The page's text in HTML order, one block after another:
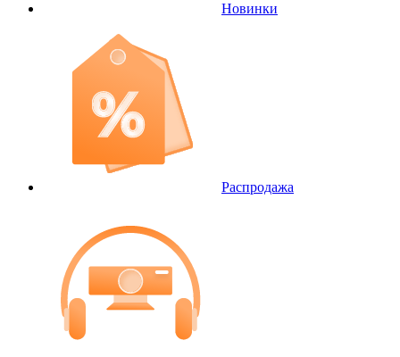
Новинки
Распродажа